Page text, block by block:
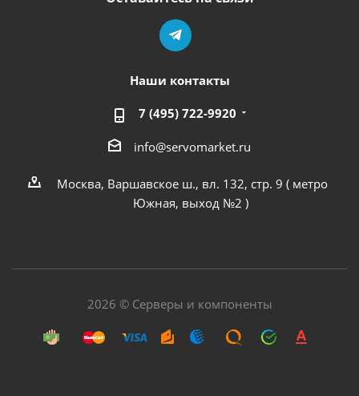
Наши контакты
7 (495) 722-9920
info@servomarket.ru
Москва, Варшавское ш., вл. 132, стр. 9 ( метро
Южная, выход №2 )
2026 © Серверы и компоненты